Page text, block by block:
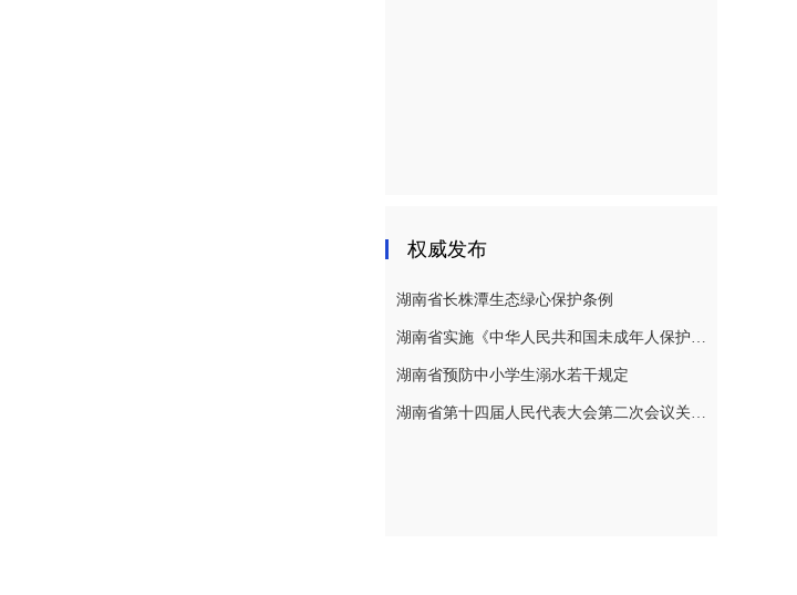
权威发布
湖南省长株潭生态绿心保护条例
湖南省实施《中华人民共和国未成年人保护法》若干规定
湖南省预防中小学生溺水若干规定
湖南省第十四届人民代表大会第二次会议关于湖南省人民代表大会常务委员会工作报告的决议